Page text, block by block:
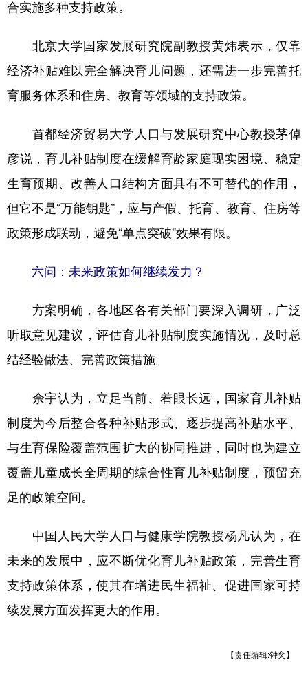
合实施多种支持政策。
北京大学国家发展研究院副教授黄炜表示，仅靠
经济补贴难以完全解决育儿问题，还需进一步完善托
育服务体系和住房、教育等领域的支持政策。
首都经济贸易大学人口与发展研究中心教授茅倬
彦说，育儿补贴制度在缓解育龄家庭现实困境、稳定
生育预期、改善人口结构方面具有不可替代的作用，
但它不是“万能钥匙”，应与产假、托育、教育、住房等
政策形成联动，避免“单点突破”效果有限。
六问：未来政策如何继续发力？
方案明确，各地区各有关部门要深入调研，广泛
听取意见建议，评估育儿补贴制度实施情况，及时总
结经验做法、完善政策措施。
佘宇认为，立足当前、着眼长远，国家育儿补贴
制度为今后整合各种补贴形式、逐步提高补贴水平、
与生育保险覆盖范围扩大的协同推进，同时也为建立
覆盖儿童成长全周期的综合性育儿补贴制度，预留充
足的政策空间。
中国人民大学人口与健康学院教授杨凡认为，在
未来的发展中，应不断优化育儿补贴政策，完善生育
支持政策体系，使其在增进民生福祉、促进国家可持
续发展方面发挥更大的作用。
【责任编辑:钟奕】